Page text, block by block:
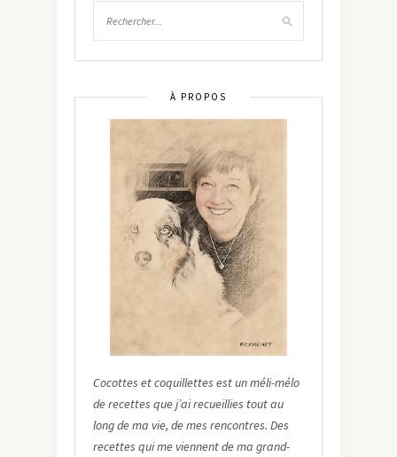
À PROPOS
Cocottes et coquillettes est un méli-mélo
de recettes que j’ai recueillies tout au
long de ma vie, de mes rencontres. Des
recettes qui me viennent de ma grand-